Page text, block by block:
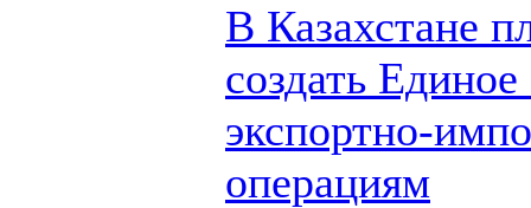
В Казахстане
создать
экспортно-
операциям